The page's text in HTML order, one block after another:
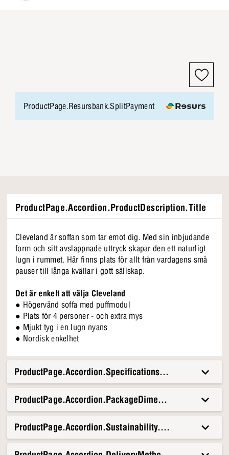
ProductPage.Resursbank.SplitPayment
ProductPage.Accordion.ProductDescription.Title
Cleveland är soffan som tar emot dig. Med sin inbjudande
form och sitt avslappnade uttryck skapar den ett naturligt
lugn i rummet. Här finns plats för allt från vardagens små
pauser till långa kvällar i gott sällskap.
Det är enkelt att välja Cleveland
● Högervänd soffa med puffmodul
● Plats för 4 personer - och extra mys
● Mjukt tyg i en lugn nyans
● Nordisk enkelhet
ProductPage.Accordion.Specifications.Title
ProductPage.Accordion.Sustainability.Title